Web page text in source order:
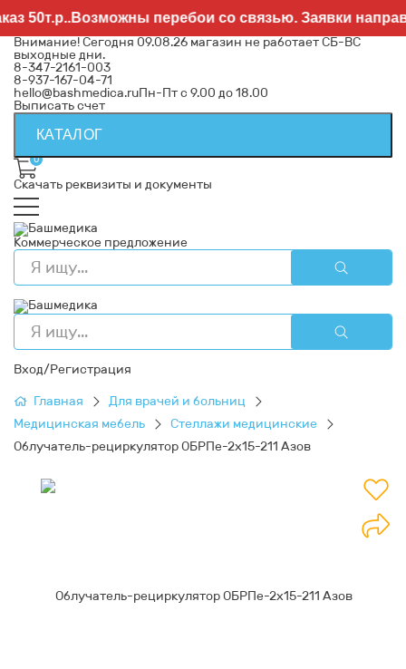
перебои со связью. Заявки
Внимание! Сегодня 09.08.26 магазин не работает СБ-ВС
выходные дни.
8-347-2161-003
8-937-167-04-71
hello@bashmedica.ruПн-Пт с 9.00 до 18.00
Выписать счет
КАТАЛОГ
0
Скачать реквизиты и документы
Коммерческое предложение
Вход/Регистрация
Главная
Для врачей и больниц
Медицинская мебель
Стеллажи медицинские
Облучатель-рециркулятор ОБРПе-2x15-211 Азов